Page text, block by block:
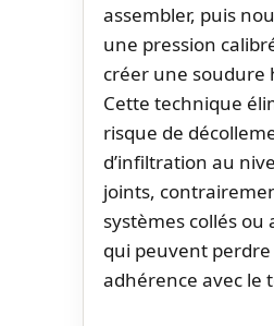
assembler, puis
une pression
créer une soudure
Cette technique
risque de
d’infiltration au
joints,
systèmes collés ou
qui peuvent
adhérence avec le